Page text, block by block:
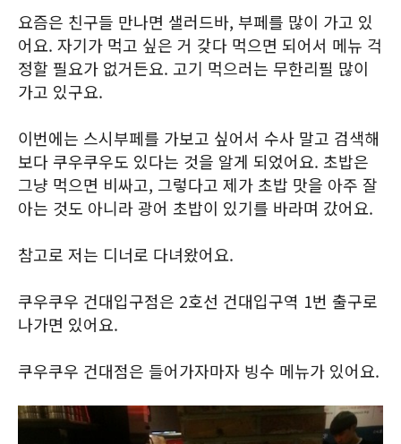
요즘은 친구들 만나면 샐러드바, 부페를 많이 가고 있
어요. 자기가 먹고 싶은 거 갖다 먹으면 되어서 메뉴 걱
정할 필요가 없거든요. 고기 먹으러는 무한리필 많이
가고 있구요.
이번에는 스시부페를 가보고 싶어서 수사 말고 검색해
보다 쿠우쿠우도 있다는 것을 알게 되었어요. 초밥은
그냥 먹으면 비싸고, 그렇다고 제가 초밥 맛을 아주 잘
아는 것도 아니라 광어 초밥이 있기를 바라며 갔어요.
참고로 저는 디너로 다녀왔어요.
쿠우쿠우 건대입구점은 2호선 건대입구역 1번 출구로
나가면 있어요.
쿠우쿠우 건대점은 들어가자마자 빙수 메뉴가 있어요.